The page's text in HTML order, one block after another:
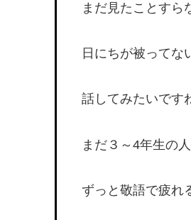
まだ見たことすら
日にちが被ってな
話してみたいです
まだ３～4年生の
ずっと敬語で疲れ